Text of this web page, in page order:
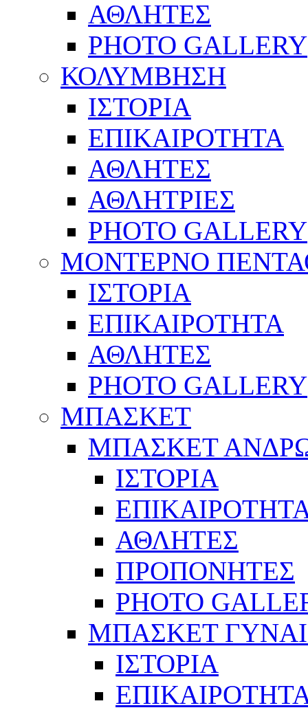
ΑΘΛΗΤΕΣ
PHOTO GALLERY
ΚΟΛΥΜΒΗΣΗ
ΙΣΤΟΡΙΑ
ΕΠΙΚΑΙΡΟΤΗΤΑ
ΑΘΛΗΤΕΣ
ΑΘΛΗΤΡΙΕΣ
PHOTO GALLERY
ΜΟΝΤΕΡΝΟ
ΙΣΤΟΡΙΑ
ΕΠΙΚΑΙΡΟΤΗΤΑ
ΑΘΛΗΤΕΣ
PHOTO GALLERY
ΜΠΑΣΚΕΤ
ΜΠΑΣΚΕΤ
ΙΣΤΟΡΙΑ
ΑΘΛΗΤΕΣ
ΠΡΟΠΟΝΗΤΕΣ
PHOTO
ΜΠΑΣΚΕΤ
ΙΣΤΟΡΙΑ